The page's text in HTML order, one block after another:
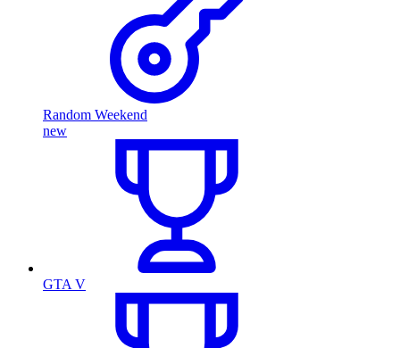
Random Weekend
new
GTA V